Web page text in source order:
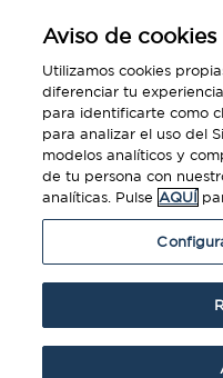
La alta velocidad
Aviso de cookies
Utilizamos cookies
diferenciar tu
para identificarte como
para analizar el uso del
modelos analíticos y
de tu persona con
analíticas. Pulse AQUÍ